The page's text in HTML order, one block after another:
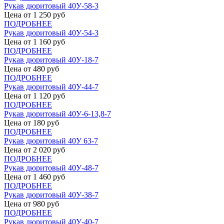
Рукав дюритовый 40У-58-3
Цена от 1 250 руб
ПОДРОБНЕЕ
Рукав дюритовый 40У-54-3
Цена от 1 160 руб
ПОДРОБНЕЕ
Рукав дюритовый 40У-18-7
Цена от 480 руб
ПОДРОБНЕЕ
Рукав дюритовый 40У-44-7
Цена от 1 120 руб
ПОДРОБНЕЕ
Рукав дюритовый 40У-6-13,8-7
Цена от 180 руб
ПОДРОБНЕЕ
Рукав дюритовый 40У 63-7
Цена от 2 020 руб
ПОДРОБНЕЕ
Рукав дюритовый 40У-48-7
Цена от 1 460 руб
ПОДРОБНЕЕ
Рукав дюритовый 40У-38-7
Цена от 980 руб
ПОДРОБНЕЕ
Рукав дюритовый 40У-40-7